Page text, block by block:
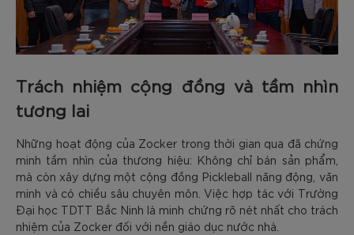
Trách nhiệm cộng đồng và tầm nhìn
tương lai
Những hoạt động của Zocker trong thời gian qua đã chứng
minh tầm nhìn của thương hiệu: Không chỉ bán sản phẩm,
mà còn xây dựng một cộng đồng Pickleball năng động, văn
minh và có chiều sâu chuyên môn. Việc hợp tác với Trường
Đại học TDTT Bắc Ninh là minh chứng rõ nét nhất cho trách
nhiệm của Zocker đối với nền giáo dục nước nhà.